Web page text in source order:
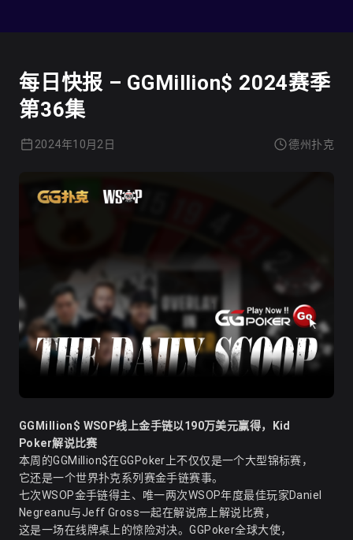
每日快报 – GGMillion$ 2024赛季
第36集
2024年10月2日 德州扑克
GGMillion$ WSOP线上金手链以190万美元赢得，Kid
Poker解说比赛
本周的GGMillion$在GGPoker上不仅仅是一个大型锦标赛，
它还是一个世界扑克系列赛金手链赛事。
七次WSOP金手链得主、唯一两次WSOP年度最佳玩家Daniel
Negreanu与Jeff Gross一起在解说席上解说比赛，
这是一场在线牌桌上的惊险对决。GGPoker全球大使，